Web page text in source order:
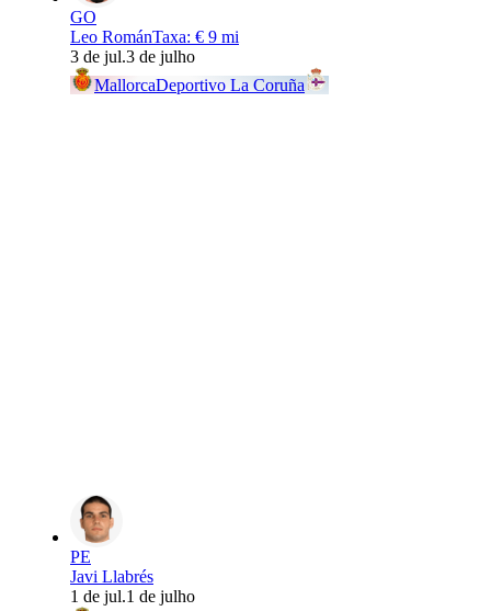
GO
Leo RománTaxa: € 9 mi
3 de jul.3 de julho
MallorcaDeportivo La Coruña
PE
Javi Llabrés
1 de jul.1 de julho